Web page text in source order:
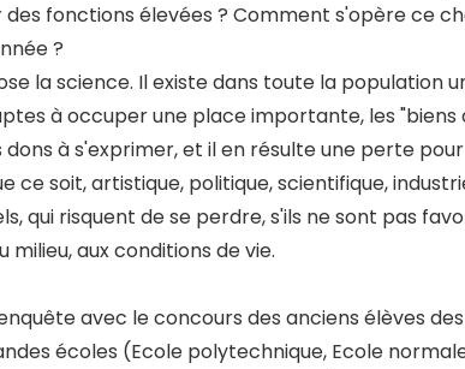
fonctions élevées ? Comment s'opère ce
?
la science. Il existe dans toute la population
à occuper une place importante, les "biens
à s'exprimer, et il en résulte une perte
ce soit, artistique, politique, scientifique,
qui risquent de se perdre, s'ils ne sont pas
aux conditions de vie.
avec le concours des anciens élèves
écoles (Ecole polytechnique, Ecole